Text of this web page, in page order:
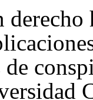
de